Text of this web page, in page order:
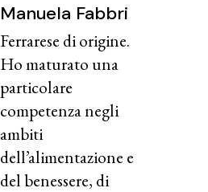
Manuela Fabbri
Ferrarese di origine.
Ho maturato una
particolare
competenza negli
ambiti
dell’alimentazione e
del benessere, di